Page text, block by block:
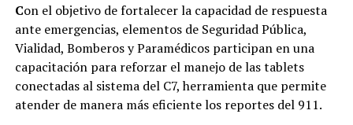
Con el objetivo de fortalecer la capacidad de respuesta
ante emergencias, elementos de Seguridad Pública,
Vialidad, Bomberos y Paramédicos participan en una
capacitación para reforzar el manejo de las tablets
conectadas al sistema del C7, herramienta que permite
atender de manera más eficiente los reportes del 911.